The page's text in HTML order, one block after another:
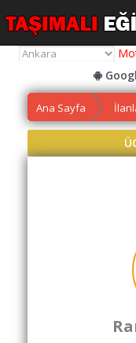
Yol
Hesaplama
Ana Sayfa